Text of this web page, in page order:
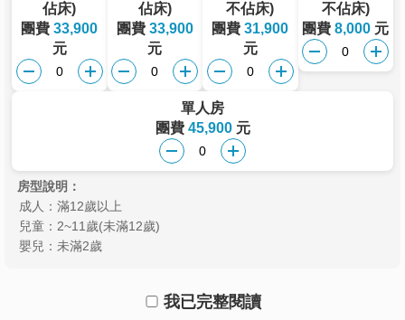
佔床)
團費33,900
元
佔床)
團費 33,900
元
不佔床)
團費31,900
元
不佔床)
團費8,000 元
單人房
團費 45,900元
房型說明：
成人：滿12歲以上
兒童：2~11歲(未滿12歲)
嬰兒：未滿2歲
我已完整閱讀